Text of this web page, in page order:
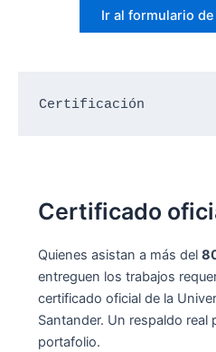
Ir al formulario
Certificación
Certificado
Quienes asistan a más del
entreguen los trabajos
certificado oficial de la
Santander. Un respaldo real
portafolio.